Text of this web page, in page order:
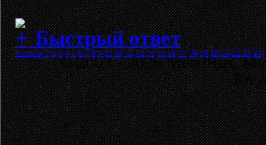
Быстрый ответ
Sitemap 1 2 3 4 5 6 7 8 9 10 11 12 13 14 15 16 17 18 19 20 21 22 23 24
© 2003 - 2026 MetalRus.